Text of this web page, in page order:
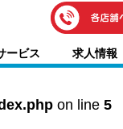
伊藤車輌
050-
050-5851-
ービス 求人情報
on line 5